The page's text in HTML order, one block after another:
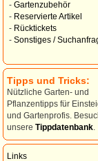
- Gartenzubehör
- Reservierte Artikel
- Rücktickets
- Sonstiges /
Tipps und Tricks:
Nützliche Garten- und
Pflanzentipps für
und Gartenprofis.
unsere Tippdatenbank
Links